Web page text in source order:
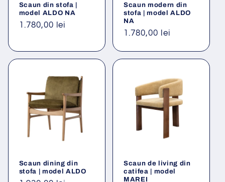
Scaun din stofa |
model ALDO NA
Preț
1.780,00 lei
Scaun modern din
stofa | model ALDO
NA
Preț
1.780,00 lei
Scaun dining din
stofa | model ALDO
Scaun de living din
catifea | model
MAREI